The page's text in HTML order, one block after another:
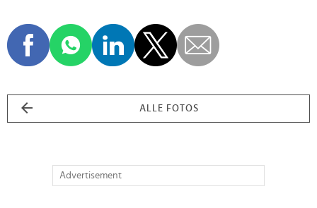
ALLE FOTOS
Advertisement